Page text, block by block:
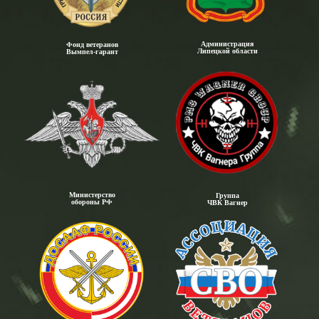
Фонд ветеранов
Вымпел-гарант
Администрация
Липецкой области
Министерство
обороны РФ
Группа
ЧВК Вагнер